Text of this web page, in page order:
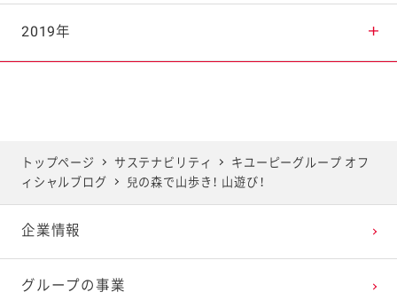
2025年7月
2025年4月
2025年3月
2024年8月
2024年5月
2024年4月
2023年9月
2023年6月
2023年5月
2022年10月
2022年7月
2022年6月
2021年11月
2021年8月
2021年7月
2020年12月
2020年9月
2020年8月
2019年
2019年10月
2019年9月
トップページ サステナビリティ
キユーピーグループ オフ
ィシャルブログ
兒の森で山歩き！ 山遊び！
企業情報
グループの事業